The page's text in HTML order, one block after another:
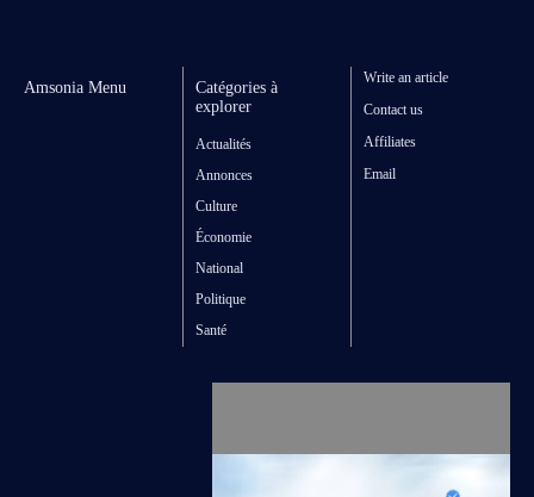
Amsonia Menu
Catégories à
explorer
Actualités
Annonces
Culture
Économie
National
Politique
Santé
Write an article
Contact us
Affiliates
Email